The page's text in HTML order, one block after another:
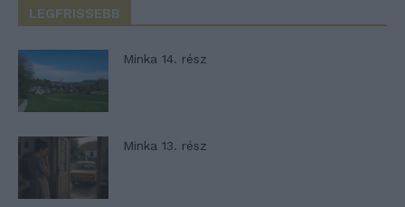
LEGFRISSEBB
Minka 14. rész
Minka 13. rész